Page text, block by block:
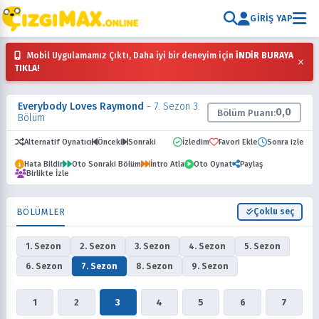
GIRIŞ YAP
Mobil Uygulamamız Çıktı, Daha iyi bir deneyim için İNDİR BURAYA
TIKLA!
×
Everybody Loves Raymond - 7. Sezon 3.
Bölüm
Bölüm Puanı:0,0
Alternatif Oynatıcı Önceki Sonraki İzledim Favori Ekle Sonra izle
Hata Bildir Oto Sonraki Bölüm İntro Atla Oto Oynat
Paylaş
Birlikte İzle
BÖLÜMLER Çoklu seç
1. Sezon 2. Sezon 3. Sezon 4. Sezon
5. Sezon
6. Sezon
7. Sezon 8. Sezon 9. Sezon
1 2 3 4 5 6 7